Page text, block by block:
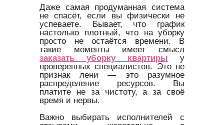
Даже самая продуманная система
не спасёт, если вы физически не
успеваете. Бывает, что график
настолько плотный, что на уборку
просто не остаётся времени. В
такие моменты имеет смысл
заказать уборку квартиры у
проверенных специалистов. Это не
признак лени — это разумное
распределение ресурсов. Вы
платите не за чистоту, а за своё
время и нервы.
Важно выбирать исполнителей с